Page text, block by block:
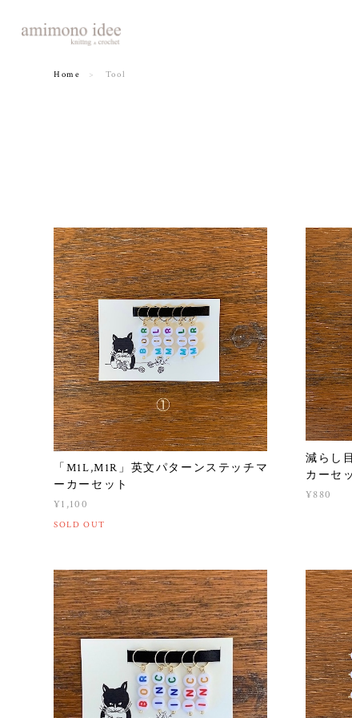
Home Tool
「M1L,M1R」英文パターンステッチマ
ーカーセット
¥1,100
SOLD OUT
減らし
カーセ
¥880